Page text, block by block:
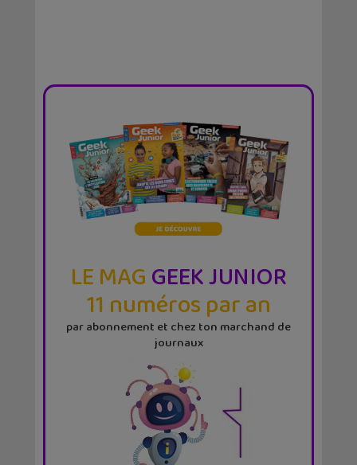
LE MAGGEEK JUNIOR
11 numéros par an
par abonnement et chez ton marchand de
journaux